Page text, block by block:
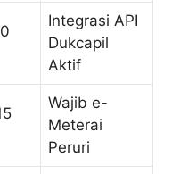
Integrasi API
Dukcapil
Aktif
Wajib e-
Meterai
Peruri